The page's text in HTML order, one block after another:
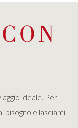
ideale. Per
bisogno e lasciami